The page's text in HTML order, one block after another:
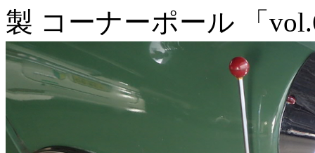
製 コーナーポール 「